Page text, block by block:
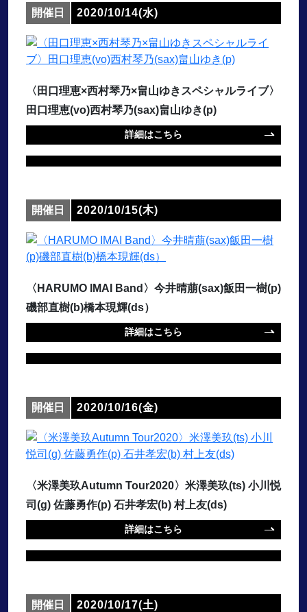
開催日 2020/10/14(水)
〈田口理恵×西村琴乃×畠山ゆきスペシャルライブ〉
田口理恵(vo)西村琴乃(sax)畠山ゆき(p)
詳細はこちら
開催日 2020/10/15(木)
〈HARUMO IMAI Band〉今井晴萠(sax)飯田一樹(p)
磯部直樹(b)橋本現輝(ds）
詳細はこちら
開催日 2020/10/16(金)
〈米澤美玖Autumn Tour2020〉米澤美玖(ts) 小川悦
司(g) 佐藤勇作(p) 石井孝宏(b) 村上友(ds)
詳細はこちら
開催日 2020/10/17(土)